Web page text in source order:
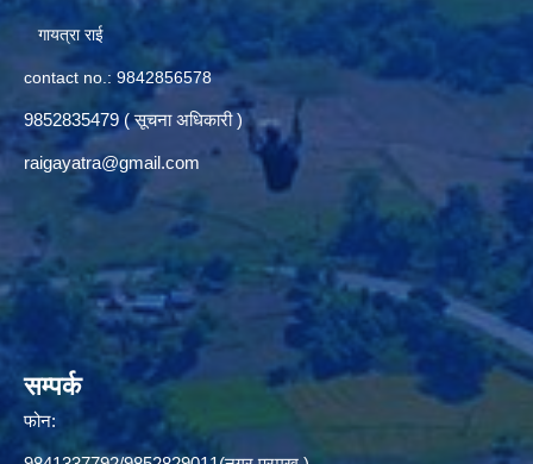
गायत्रा राई
contact no.: 9842856578
9852835479 ( सूचना अधिकारी )
raigayatra@gmail.com
सम्पर्क
फोन: